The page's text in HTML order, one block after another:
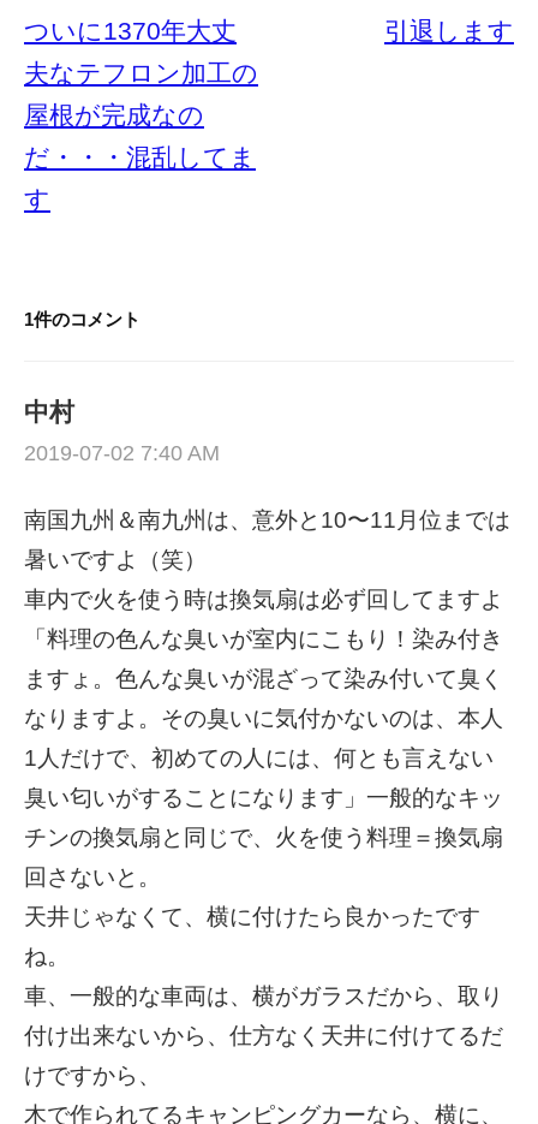
稿
ナ
ビ
ゲ
ー
シ
ついに1370年大丈
夫なテフロン加工の
屋根が完成なの
だ・・・混乱してま
す
引退します
1件のコメント
中村
2019-07-02 7:40 AM
南国九州＆南九州は、意外と10〜11月位までは
暑いですよ（笑）
車内で火を使う時は換気扇は必ず回してますよ
「料理の色んな臭いが室内にこもり！染み付き
ますょ。色んな臭いが混ざって染み付いて臭く
なりますよ。その臭いに気付かないのは、本人
1人だけで、初めての人には、何とも言えない
臭い匂いがすることになります」一般的なキッ
チンの換気扇と同じで、火を使う料理＝換気扇
回さないと。
天井じゃなくて、横に付けたら良かったです
ね。
車、一般的な車両は、横がガラスだから、取り
付け出来ないから、仕方なく天井に付けてるだ
けですから、
木で作られてるキャンピングカーなら、横に、